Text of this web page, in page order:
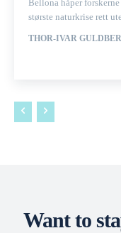
Bellona håper
største naturkrise rett
THOR-IVAR
Want to